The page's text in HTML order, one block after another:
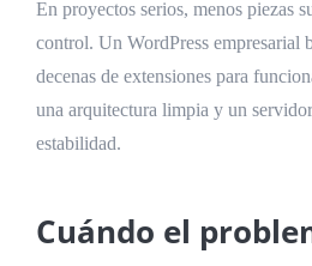
En proyectos serios, menos piezas
control. Un WordPress empresarial
decenas de extensiones para
una arquitectura limpia y un
estabilidad.
Cuándo el